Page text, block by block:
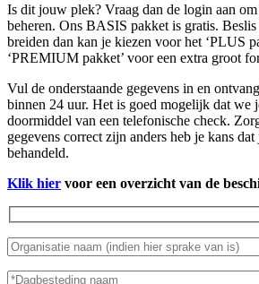
Is dit jouw plek? Vraag dan de login aan
beheren. Ons BASIS pakket is gratis.
breiden dan kan je kiezen voor het ‘PLUS
‘PREMIUM pakket’ voor een extra groot
Vul de onderstaande gegevens in en
binnen 24 uur. Het is goed mogelijk dat we
doormiddel van een telefonische check.
gegevens correct zijn anders heb je kans
behandeld.
Klik hier voor een overzicht van de